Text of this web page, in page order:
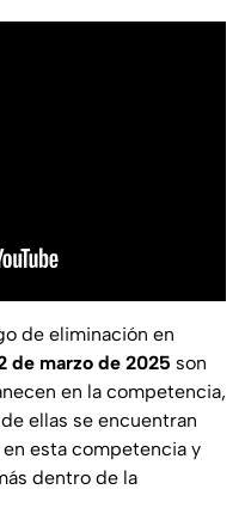
de eliminación en
de marzo de 2025 son
en la competencia,
ellas se encuentran
esta competencia y
dentro de la